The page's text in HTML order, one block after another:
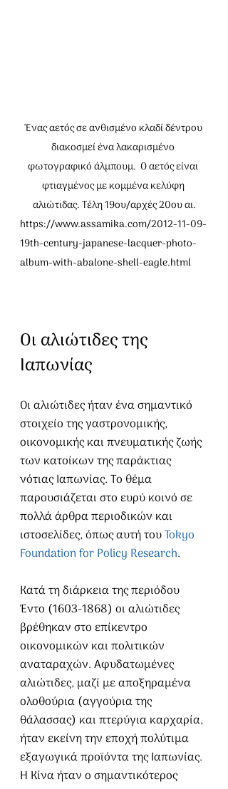
‘Eνας αετός σε ανθισμένο κλαδί δέντρου
διακοσμεί ένα λακαρισμένο
φωτογραφικό άλμπουμ.  Ο αετός είναι
φτιαγμένος με κομμένα κελύφη
αλιώτιδας. Τέλη 19ου/αρχές 20ου αι.
https://www.assamika.com/2012-11-09-
19th-century-japanese-lacquer-photo-
album-with-abalone-shell-eagle.html
Οι αλιώτιδες της
Ιαπωνίας
Οι αλιώτιδες ήταν ένα σημαντικό
στοιχείο της γαστρονομικής,
οικονομικής και πνευματικής ζωής
των κατοίκων της παράκτιας
νότιας Ιαπωνίας. Το θέμα
παρουσιάζεται στο ευρύ κοινό σε
πολλά άρθρα περιοδικών και
ιστοσελίδες, όπως αυτή του Tokyo
Foundation for Policy Research.
Κατά τη διάρκεια της περιόδου
Έντο (1603-1868) οι αλιώτιδες
βρέθηκαν στο επίκεντρο
οικονομικών και πολιτικών
αναταραχών. Αφυδατωμένες
αλιώτιδες, μαζί με αποξηραμένα
ολοθούρια (αγγούρια της
θάλασσας) και πτερύγια καρχαρία,
ήταν εκείνη την εποχή πολύτιμα
εξαγωγικά προϊόντα της Ιαπωνίας.
Η Κίνα ήταν ο σημαντικότερος